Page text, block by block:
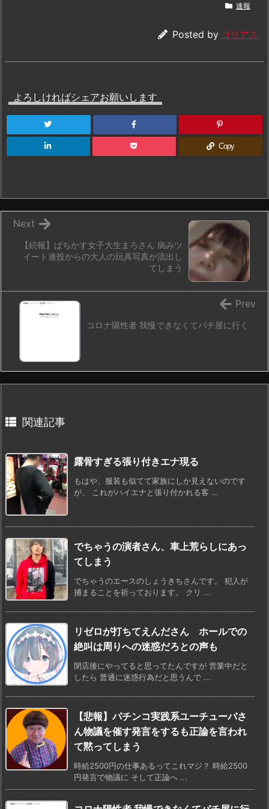
速報
Posted by ゴリアス
よろしければシェアお願いします
Copy
【続報】ぱちかす女子大生まろさん 病みツ
イート連投からの大人の玩具写真が流出し
てしまう
Next
コロナ陽性者 我慢できなくてパチ屋に行く
Prev
関連記事
露骨すぎる張り付きエナ現る
もはや、服装も似てて家族にしか見えないのです
が、 これがハイエナと張り付かれる客 ...
でちゃうの演者さん、車上荒らしにあっ
てしまう
でちゃうのエースのしょうきちさんです。 犯人が
捕まることを祈っております。 クリ ...
リゼロが打ちてえんださん ホールでの
絶叫は周りへの迷惑だろとの声も
閉店後にやってると思ってたんですが 営業中だと
したら 普通に迷惑行為だと思うんで ...
【悲報】パチンコ実践系ユーチューバさ
ん物議を催す発言をするも正論を言われ
て黙ってしまう
時給2500円の仕事あるってこれマジ？ 時給2500
円発言で物議に そして正論へ ...